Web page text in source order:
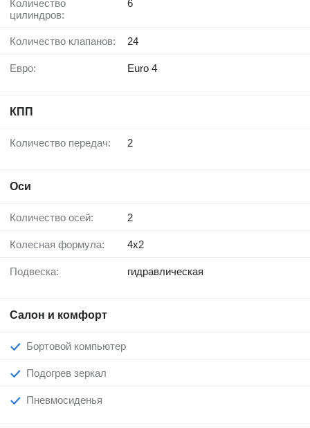
Количество
цилиндров:
6
Количество клапанов: 24
Евро: Euro 4
КПП
Количество передач: 2
Оси
Количество осей: 2
Колесная формула: 4x2
Подвеска: гидравлическая
Салон и комфорт
Бортовой компьютер
Подогрев зеркал
Пневмосиденья